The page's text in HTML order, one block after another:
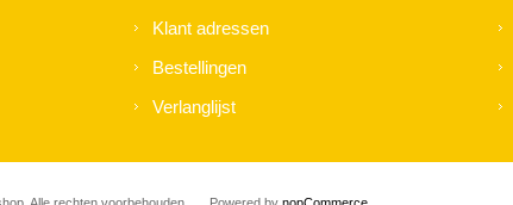
Klant adressen
Bestellingen
Verlanglijst